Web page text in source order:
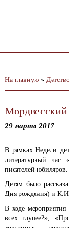
На главную » Детство
29 марта 2017
В рамках Недели
литературный час
писателей-юбиляров.
Детям было
Дня рождения) и
В ходе
всех глупее?»,